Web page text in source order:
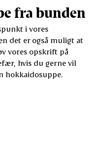
fra bunden
i vores
det er også muligt at
vores opskrift på
hvis du gerne vil
hokkaidosuppe.